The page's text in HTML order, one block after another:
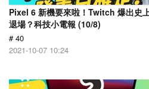
Pixel 6 新機要來啦！Twitch 爆出史
退場？科技小電報 (10/8)
# 40
2021-10-07 10:24